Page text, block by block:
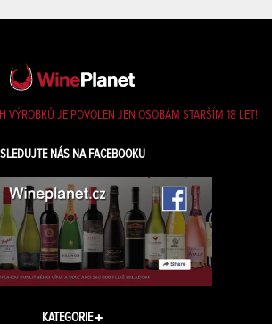
VÝROBKŮ JE POVOLEN JEN OSOBÁM STARŠÍM 18 LET!
SLEDUJTE NÁS NA FACEBOOKU
KATEGORIE